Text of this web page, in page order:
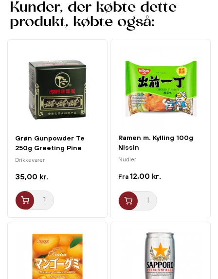
Kunder, der købte dette
produkt, købte også:
Grøn Gunpowder Te
250g Greeting Pine
Drikkevarer
35,00 kr.
Ramen m. Kylling 100g
Nissin
Nudler
Fra12,00 kr.